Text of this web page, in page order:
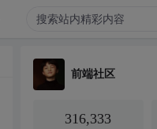
前端社区
316,333